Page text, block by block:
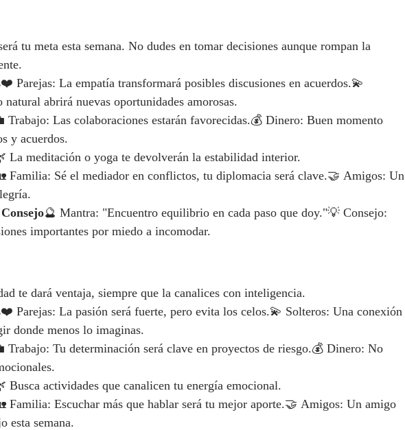
tu meta esta semana. No dudes en tomar decisiones aunque rompan la
❤️ Parejas: La empatía transformará posibles discusiones en acuerdos.💫
abrirá nuevas oportunidades amorosas.
Trabajo: Las colaboraciones estarán favorecidas.💰 Dinero: Buen momento
y acuerdos.
La meditación o yoga te devolverán la estabilidad interior.
Familia: Sé el mediador en conflictos, tu diplomacia será clave.🤝 Amigos: Un
🔮 Mantra: "Encuentro equilibrio en cada paso que doy."💡 Consejo:
importantes por miedo a incomodar.
te dará ventaja, siempre que la canalices con inteligencia.
❤️ Parejas: La pasión será fuerte, pero evita los celos.💫 Solteros: Una conexión
donde menos lo imaginas.
Trabajo: Tu determinación será clave en proyectos de riesgo.💰 Dinero: No
Busca actividades que canalicen tu energía emocional.
Familia: Escuchar más que hablar será tu mejor aporte.🤝 Amigos: Un amigo
esta semana.